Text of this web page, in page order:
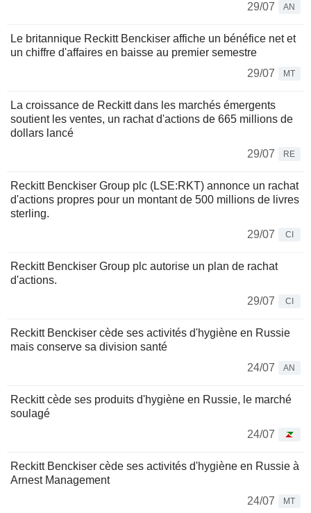
29/07 AN
Le britannique Reckitt Benckiser affiche un bénéfice net et
un chiffre d'affaires en baisse au premier semestre
29/07
MT
La croissance de Reckitt dans les marchés émergents
soutient les ventes, un rachat d'actions de 665 millions de
dollars lancé
29/07
RE
Reckitt Benckiser Group plc (LSE:RKT) annonce un rachat
d'actions propres pour un montant de 500 millions de livres
sterling.
29/07
CI
Reckitt Benckiser Group plc autorise un plan de rachat
d'actions.
29/07
CI
Reckitt Benckiser cède ses activités d'hygiène en Russie
mais conserve sa division santé
24/07
AN
Reckitt cède ses produits d'hygiène en Russie, le marché
soulagé
24/07
Reckitt Benckiser cède ses activités d'hygiène en Russie à
Arnest Management
24/07
MT